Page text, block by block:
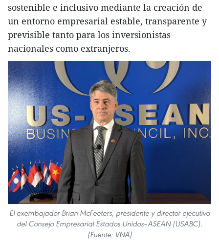
sostenible e inclusivo mediante la creación de
un entorno empresarial estable, transparente y
previsible tanto para los inversionistas
nacionales como extranjeros.
El exembajador Brian McFeeters, presidente y director ejecutivo
del Consejo Empresarial Estados Unidos–ASEAN (USABC).
(Fuente: VNA)